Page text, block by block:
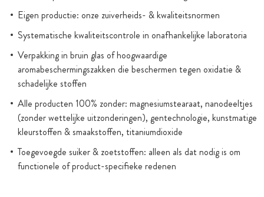
Eigen productie: onze zuiverheids- & kwaliteitsnormen
Systematische kwaliteitscontrole in onafhankelijke laboratoria
Verpakking in bruin glas of hoogwaardige
aromabeschermingszakken die beschermen tegen oxidatie &
schadelijke stoffen
Alle producten 100% zonder: magnesiumstearaat, nanodeeltjes
(zonder wettelijke uitzonderingen), gentechnologie, kunstmatige
kleurstoffen & smaakstoffen, titaniumdioxide
Toegevoegde suiker & zoetstoffen: alleen als dat nodig is om
functionele of product-specifieke redenen